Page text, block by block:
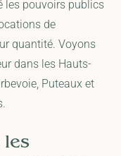
les pouvoirs publics
de
quantité. Voyons
dans les Hauts-
Puteaux et
les